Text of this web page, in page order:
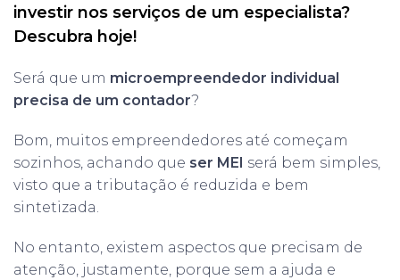
investir nos serviços de um especialista?
Descubra hoje!
Será que um microempreendedor individual
precisa de um contador?
Bom, muitos empreendedores até começam
sozinhos, achando que ser MEI será bem simples,
visto que a tributação é reduzida e bem
sintetizada.
No entanto, existem aspectos que precisam de
atenção, justamente, porque sem a ajuda e